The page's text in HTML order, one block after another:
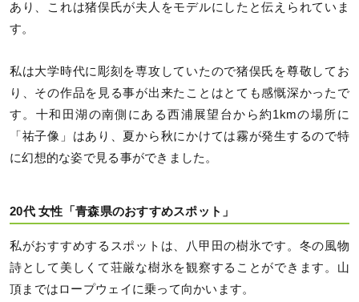
あり、これは猪俣氏が夫人をモデルにしたと伝えられていま
す。
私は大学時代に彫刻を専攻していたので猪俣氏を尊敬してお
り、その作品を見る事が出来たことはとても感慨深かったで
す。十和田湖の南側にある西浦展望台から約1kmの場所に
「祐子像」はあり、夏から秋にかけては霧が発生するので特
に幻想的な姿で見る事ができました。
20代 女性「青森県のおすすめスポット」
私がおすすめするスポットは、八甲田の樹氷です。冬の風物
詩として美しくて荘厳な樹氷を観察することができます。山
頂まではロープウェイに乗って向かいます。